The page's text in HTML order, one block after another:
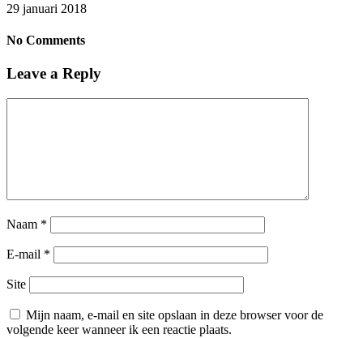
29 januari 2018
No Comments
Leave a Reply
Naam *
E-mail *
Site
Mijn naam, e-mail en site opslaan in deze browser voor de
volgende keer wanneer ik een reactie plaats.